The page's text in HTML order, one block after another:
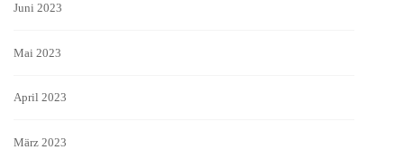
Juni 2023
Mai 2023
April 2023
März 2023